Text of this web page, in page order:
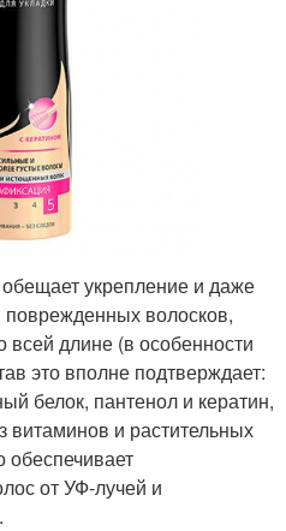
укрепление и даже
поврежденных волосков,
всей длине (в особенности
это вполне подтверждает:
белок, пантенол и кератин,
витаминов и растительных
обеспечивает
от УФ-лучей и